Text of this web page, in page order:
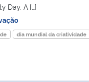
Day. A […]
dia mundial da criatividade